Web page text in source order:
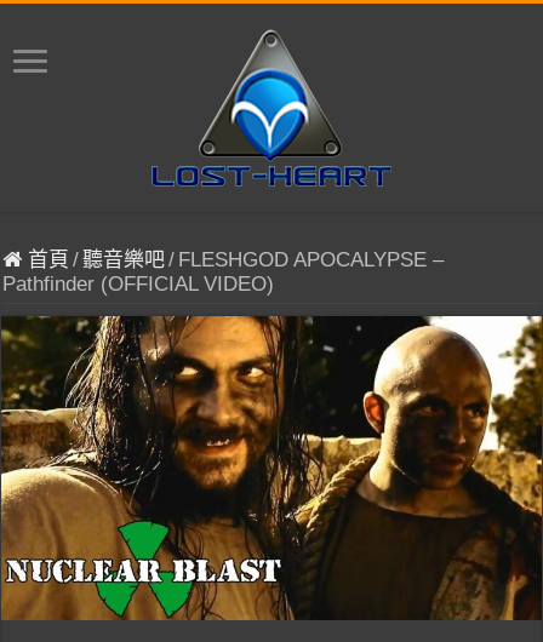
首頁 /聽音樂吧/ FLESHGOD APOCALYPSE –
Pathfinder (OFFICIAL VIDEO)